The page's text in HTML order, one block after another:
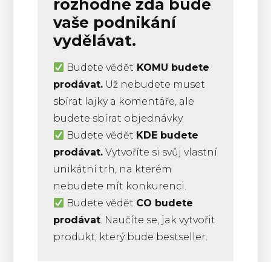
rozhodne zda bude
vaše podnikání
vydělávat.
Budete vědět KOMU budete
prodávat. Už nebudete muset
sbírat lajky a komentáře, ale
budete sbírat objednávky.
Budete vědět KDE budete
prodávat. Vytvoříte si svůj vlastní
unikátní trh, na kterém
nebudete mít konkurenci.
Budete vědět CO budete
prodávat. Naučíte se, jak vytvořit
produkt, který bude bestseller.